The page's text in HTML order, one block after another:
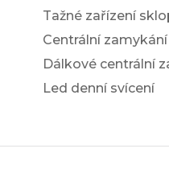
Tažné zařízení
Centrální zamykání
Dálkové centrální
Led denní svícení